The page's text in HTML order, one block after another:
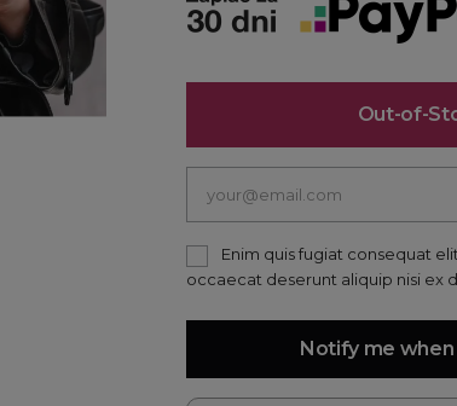
Out-of-
Enim quis fugiat consequat
occaecat deserunt aliquip nisi ex
Notify me when